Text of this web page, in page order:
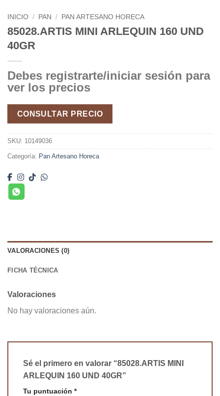
INICIO / PAN / PAN ARTESANO HORECA
85028.ARTIS MINI ARLEQUIN 160 UND
40GR
Debes registrarte/iniciar sesión para
ver los precios
CONSULTAR PRECIO
SKU: 10149036
Categoría: Pan Artesano Horeca
VALORACIONES (0)
FICHA TÉCNICA
Valoraciones
No hay valoraciones aún.
Sé el primero en valorar “85028.ARTIS MINI
ARLEQUIN 160 UND 40GR”
Tu puntuación *